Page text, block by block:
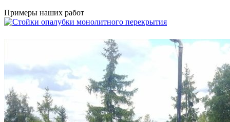
Примеры наших работ